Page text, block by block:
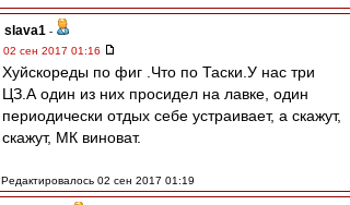
slava1 -
02 сен 2017 01:16
Хуйскореды по фиг .Что по Таски.У нас три
ЦЗ.А один из них просидел на лавке, один
периодически отдых себе устраивает, а скажут,
скажут, МК виноват.
Редактировалось 02 сен 2017 01:19